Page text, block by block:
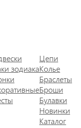
зодиака
Цепи
Колье
Браслеты
Броши
Булавки
Новинки
Каталог